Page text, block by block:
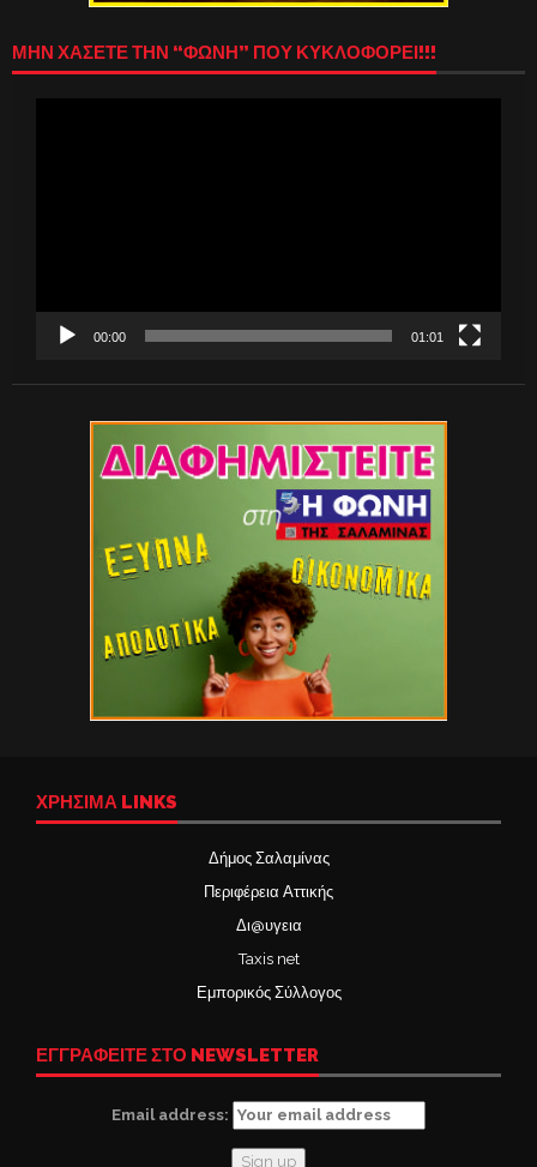
ΜΗΝ ΧΑΣΕΤΕ ΤΗΝ “ΦΩΝΗ” ΠΟΥ ΚΥΚΛΟΦΟΡΕΙ!!!
00:00 01:01
ΧΡΉΣΙΜΑ LINKS
Δήμος Σαλαμίνας
Περιφέρεια Αττικής
Δι@υγεια
Taxis net
Εμπορικός Σύλλογος
ΕΓΓΡΑΦΕΙΤΕ ΣΤΟ NEWSLETTER
Email address: